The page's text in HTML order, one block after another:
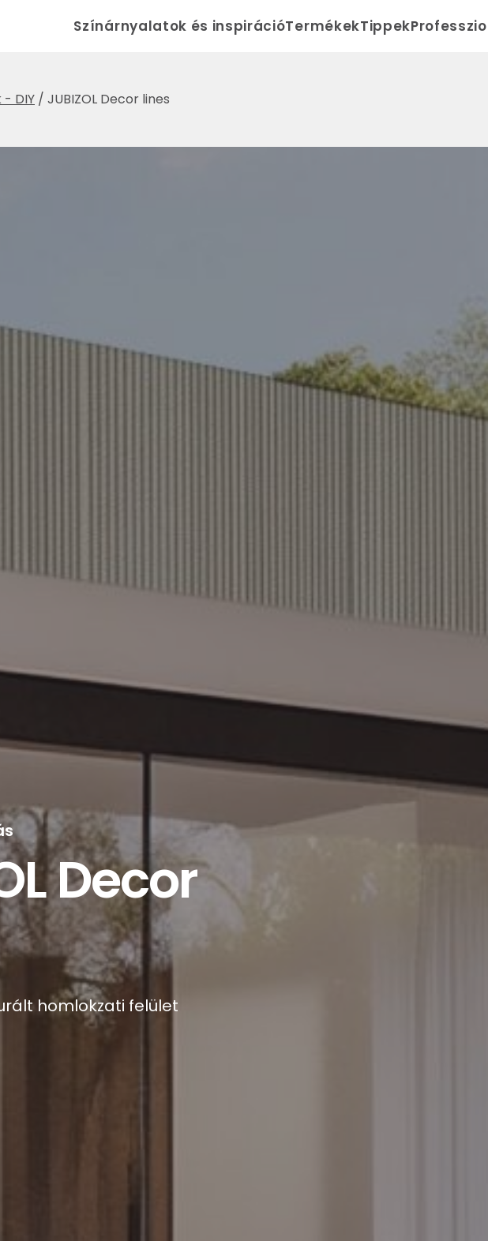
Színárnyalatok és inspirációTermékekTippek
- DIY / JUBIZOL Decor lines
Decor
homlokzati felület